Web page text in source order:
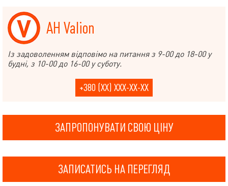
АН Valion
Із задоволенням відповімо на питання з 9-00 до 18-00 у
будні, з 10-00 до 16-00 у суботу.
+380 (XX) XXX-XX-XX
ЗАПРОПОНУВАТИ СВОЮ ЦІНУ
ЗАПИСАТИСЬ НА ПЕРЕГЛЯД